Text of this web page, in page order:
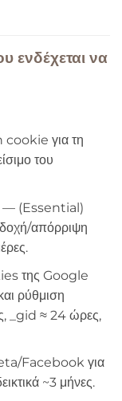
ενδέχεται να
για τη
του
(Essential)
απόρριψη
της Google
ρύθμιση
_gid ≈ 24 ώρες,
Facebook για
~3 μήνες.